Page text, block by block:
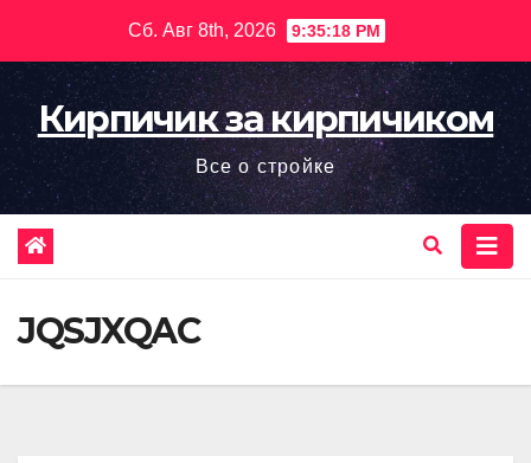
содержимому
Сб. Авг 8th, 2026 9:35:19 PM
Кирпичик за кирпичиком
Все о стройке
JQSJXQAC